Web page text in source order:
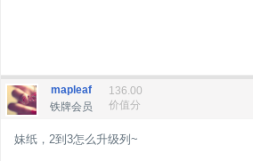
mapleaf
铁牌会员
136.00
价值分
妹纸，2到3怎么升级列~